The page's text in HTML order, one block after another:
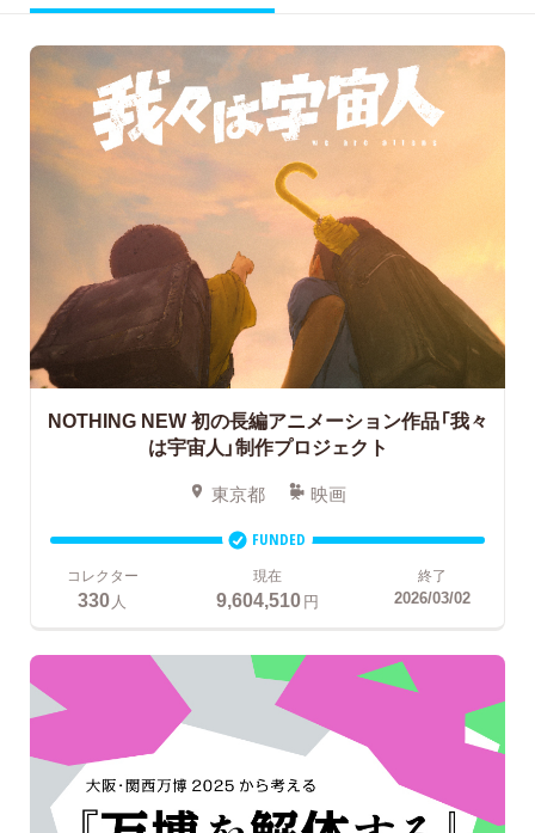
NOTHING NEW 初の長編アニメーション作品「我々
は宇宙人」制作プロジェクト
東京都 映画
FUNDED
コレクター
330 人
現在
9,604,510円
終了
2026/03/02